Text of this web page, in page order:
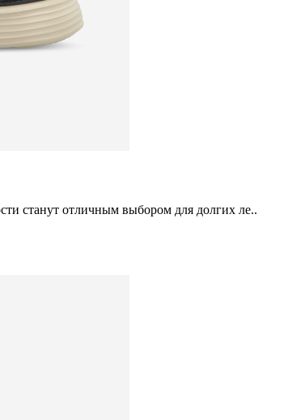
станут отличным выбором для долгих ле..